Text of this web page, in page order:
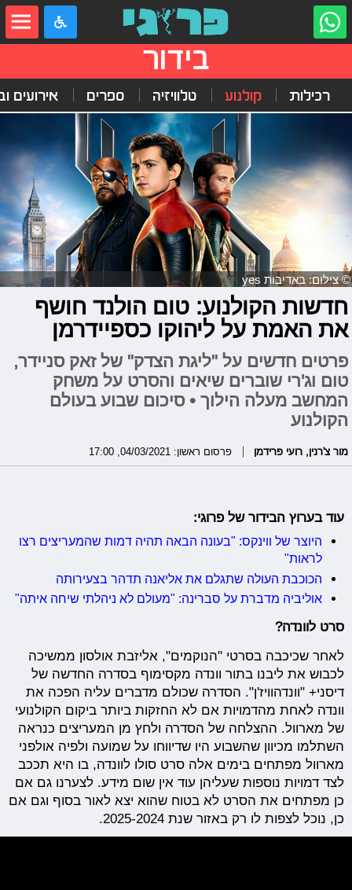
בידור
רכילות קולנוע טלוויזיה ספרים אירועים
© צילום: באדיבות yes
חדשות הקולנוע: טום הולנד חושף
את האמת על ליהוקו כספיידרמן
פרטים חדשים על "ליגת הצדק" של זאק סניידר,
טום וג'רי שוברים שיאים והסרט על משחק
המחשב מעלה הילוך • סיכום שבוע בעולם
הקולנוע
מור צ'רנין, רועי פרידמן פרסום ראשון: 04/03/2021, 17:00
עוד בערוץ הבידור של פרוגי:
היוצר של ווינקס: "בעונה הבאה תהיה דמות שהמעריצים רצו
לראות"
הכוכבת העולה שתגלם את אליאנה תדהר בצעירותה
אוליביה מדברת על סברינה: "מעולם לא ניהלתי שיחה איתה"
סרט לוונדה?
לאחר שכיכבה בסרטי "הנוקמים", אליזבת אולסון ממשיכה
לכבוש את ליבנו בתור וונדה מקסימוף בסדרה החדשה של
דיסני+ "וונדהוויז'ן". הסדרה שכולם מדברים עליה הפכה את
וונדה לאחת מהדמויות אם לא החזקות ביותר ביקום הקולנועי
של מארוול. ההצלחה של הסדרה ולחץ מן המעריצים כנראה
השתלמו מכיוון שהשבוע היו שדיווחו על שמועה ולפיה אולפני
מארוול מפתחים בימים אלה סרט סולו לוונדה, בו היא תככב
לצד דמויות נוספות שעליהן עוד אין שום מידע. לצערנו גם אם
כן מפתחים את הסרט לא בטוח שהוא יצא לאור בסוף וגם אם
כן, נוכל לצפות לו רק באזור שנת 2025-2024.